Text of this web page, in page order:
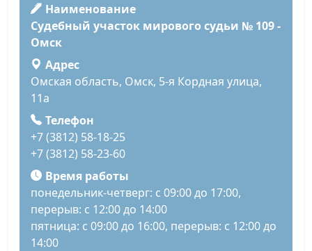
Наименование
Судебный участок мирового судьи № 109 -
Омск
Адрес
Омская область, Омск, 5-я Кордная улица,
11а
Телефон
+7 (3812) 58-18-25
+7 (3812) 58-23-60
Время работы
понедельник-четверг: с 09:00 до 17:00,
перерыв: с 12:00 до 14:00
пятница: с 09:00 до 16:00, перерыв: с 12:00 до
14:00